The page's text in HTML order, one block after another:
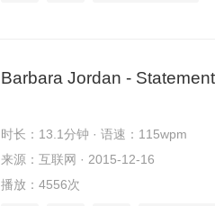
Barbara Jordan -
时长：13.1分钟 · 语速：115wpm
来源：互联网 · 2015-12-16
播放：4556次